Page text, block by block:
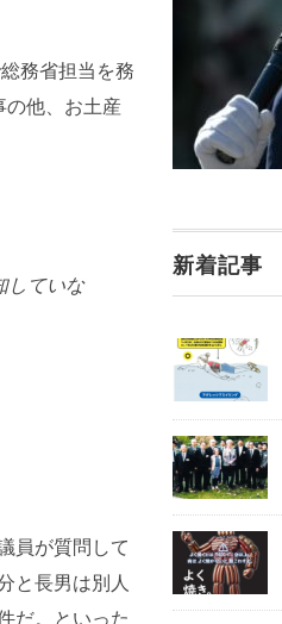
務省担当を務
の他、お土産
していな
員が質問して
と長男は別人
だ。といった
新着記事